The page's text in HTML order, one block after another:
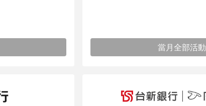
當月全部活動